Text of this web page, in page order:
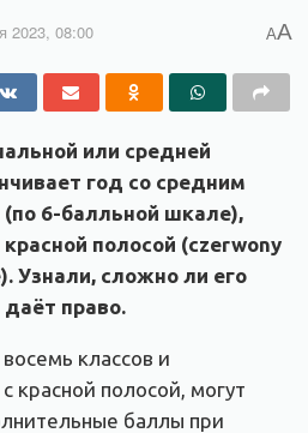
2023, 08:00 AA
или средней
год со средним
6-балльной шкале),
полосой (czerwony
Узнали, сложно ли его
даёт право.
классов и
красной полосой, могут
баллы при